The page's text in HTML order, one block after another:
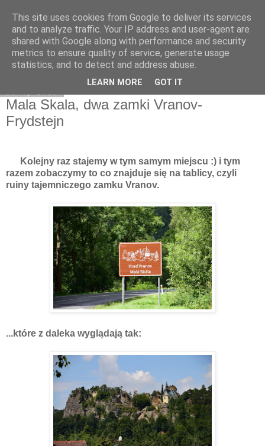
Moje miejsce
Mala Skala, dwa zamki Vranov-
Frydstejn
Kolejny raz stajemy w tym samym miejscu :) i tym
razem zobaczymy to co znajduje się na tablicy, czyli
ruiny tajemniczego zamku Vranov.
...które z daleka wyglądają tak:
This site uses cookies from Google to deliver its services
and to analyze traffic. Your IP address and user-agent are
shared with Google along with performance and security
metrics to ensure quality of service, generate usage
statistics, and to detect and address abuse.
LEARN MORE GOT IT